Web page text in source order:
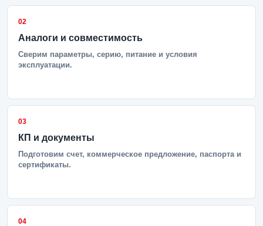
02
Аналоги и совместимость
Сверим параметры, серию, питание и условия
эксплуатации.
03
КП и документы
Подготовим счет, коммерческое предложение, паспорта и
сертификаты.
04